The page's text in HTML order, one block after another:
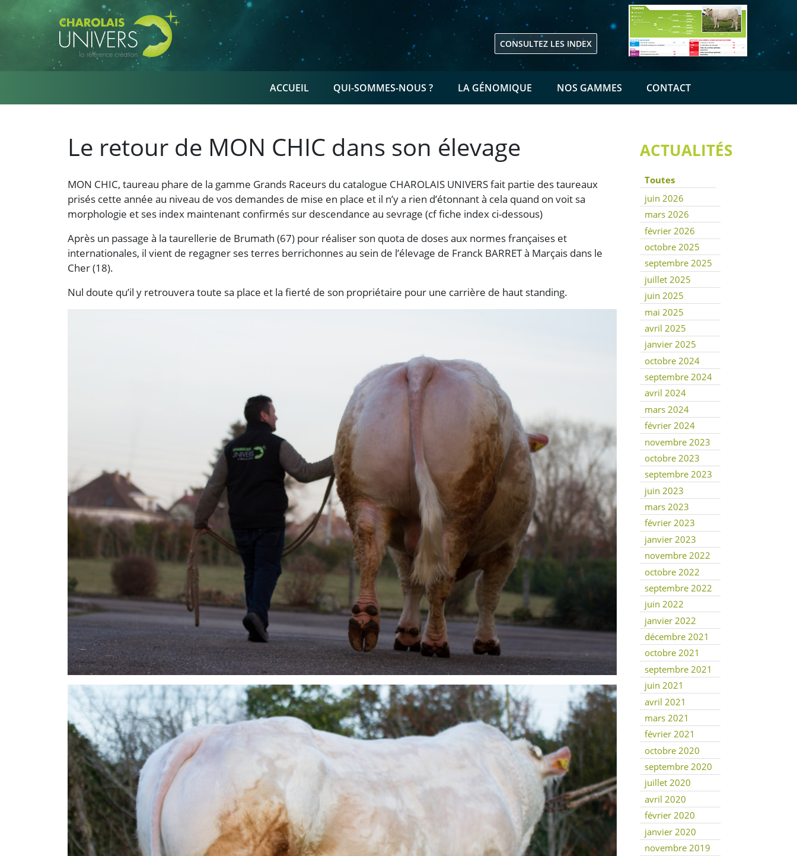
Aller au contenu principal
CONSULTEZ LES INDEX
NAVIGATION PRINCIPALE
ACCUEIL QUI-SOMMES-NOUS ? LA GÉNOMIQUE NOS GAMMES CONTACT
Le retour de MON CHIC dans son élevage
MON CHIC, taureau phare de la gamme Grands Raceurs du catalogue CHAROLAIS UNIVERS fait partie des taureaux
prisés cette année au niveau de vos demandes de mise en place et il n’y a rien d’étonnant à cela quand on voit sa
morphologie et ses index maintenant confirmés sur descendance au sevrage (cf fiche index ci-dessous)
Après un passage à la taurellerie de Brumath (67) pour réaliser son quota de doses aux normes françaises et
internationales, il vient de regagner ses terres berrichonnes au sein de l’élevage de Franck BARRET à Marçais dans le
Cher (18).
Nul doute qu’il y retrouvera toute sa place et la fierté de son propriétaire pour une carrière de haut standing.
ACTUALITÉS
Toutes
juin 2026
mars 2026
février 2026
octobre 2025
septembre 2025
juillet 2025
juin 2025
mai 2025
avril 2025
janvier 2025
octobre 2024
septembre 2024
avril 2024
mars 2024
février 2024
novembre 2023
octobre 2023
septembre 2023
juin 2023
mars 2023
février 2023
janvier 2023
novembre 2022
octobre 2022
septembre 2022
juin 2022
janvier 2022
décembre 2021
octobre 2021
septembre 2021
juin 2021
avril 2021
mars 2021
février 2021
octobre 2020
septembre 2020
juillet 2020
avril 2020
février 2020
janvier 2020
novembre 2019